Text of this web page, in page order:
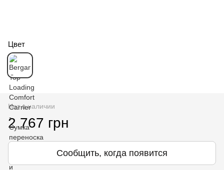
Цвет
Нет в наличии
2 767 грн
Сообщить, когда появится